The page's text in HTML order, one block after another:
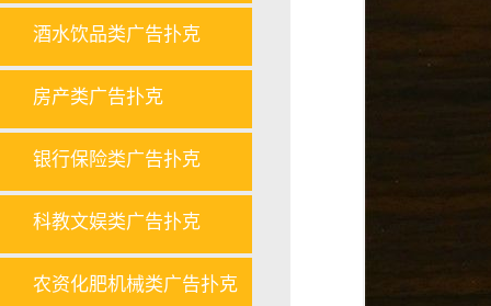
酒水饮品类广告扑克
房产类广告扑克
银行保险类广告扑克
科教文娱类广告扑克
农资化肥机械类广告扑克